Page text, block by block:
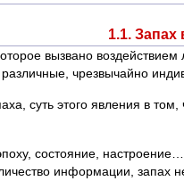
1.1. Запах
вызвано
чрезвычайно
суть этого явления в
состояние,
информации, запах